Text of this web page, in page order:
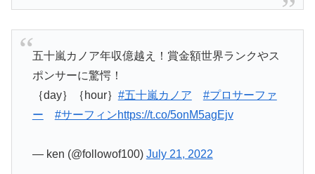
五十嵐カノア年収億越え！賞金額世界ランクやス
ポンサーに驚愕！
｛day｝｛hour｝ #五十嵐カノア
#プロサーファ
ー
#サーフィンhttps://t.co/5onM5agEjv
— ken (@followof100) July 21, 2022